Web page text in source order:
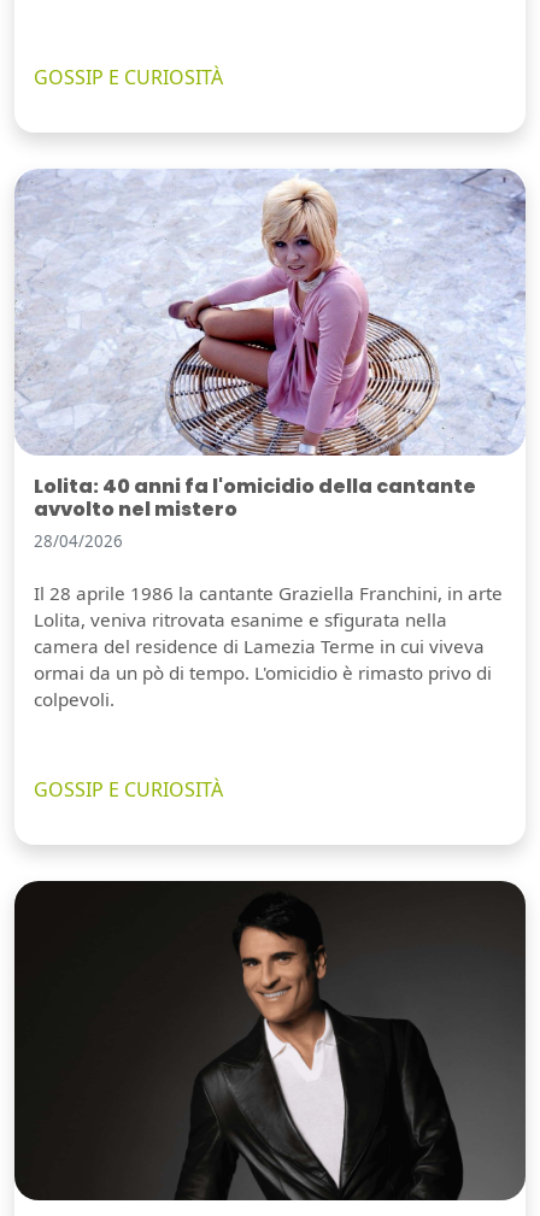
GOSSIP E CURIOSITÀ
Lolita: 40 anni fa l'omicidio della cantante
avvolto nel mistero
28/04/2026
Il 28 aprile 1986 la cantante Graziella Franchini, in arte
Lolita, veniva ritrovata esanime e sfigurata nella
camera del residence di Lamezia Terme in cui viveva
ormai da un pò di tempo. L'omicidio è rimasto privo di
colpevoli.
GOSSIP E CURIOSITÀ